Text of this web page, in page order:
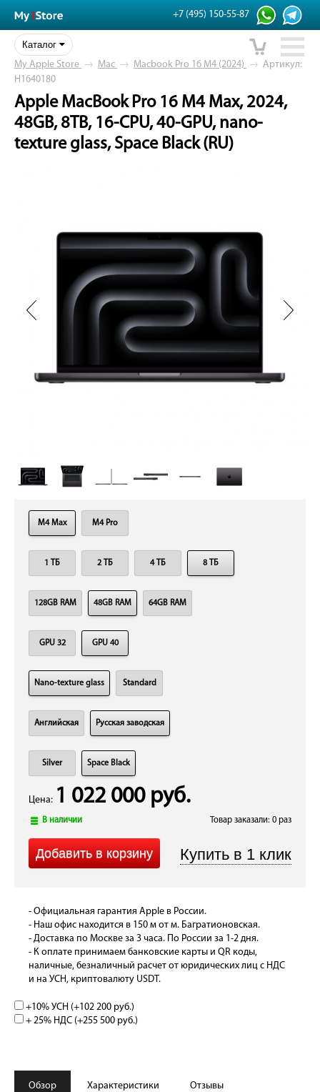
+7 (495) 150-55-87
Каталог
My Apple Store → Mac → Macbook Pro 16 M4 (2024) → Артикул:
H1640180
Apple MacBook Pro 16 M4 Max, 2024,
48GB, 8TB, 16-CPU, 40-GPU, nano-
texture glass, Space Black (RU)
M4 Max M4 Pro
1 ТБ 2 ТБ 4 ТБ 8 ТБ
128GB RAM 48GB RAM 64GB RAM
GPU 32 GPU 40
Nano-texture glass Standard
Английская Русская заводская
Silver Space Black
Цена: 1 022 000 руб.
В наличии Товар заказали: 0 раз
- Официальная гарантия Apple в России.
- Наш офис находится в 150 м от м. Багратионовская.
- Доставка по Москве за 3 часа. По России за 1-2 дня.
- К оплате принимаем банковские карты и QR коды,
наличные, безналичный расчет от юридических лиц с НДС
и на УСН, криптовалюту USDT.
+10% УСН (+102 200 руб.)
+ 25% НДС (+255 500 руб.)
Обзор Характеристики Отзывы